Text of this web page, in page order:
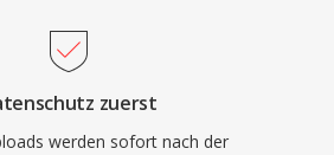
zuerst
werden sofort nach der